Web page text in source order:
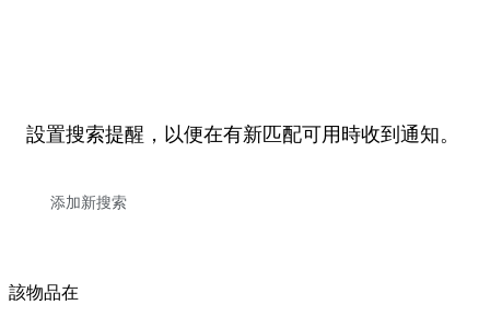
設置搜索提醒，以便在有新匹配可用時收到通知。
該物品在